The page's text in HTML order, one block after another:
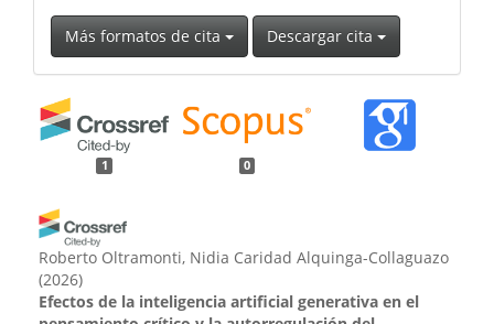
Más formatos de cita Descargar cita
1 0
Roberto Oltramonti, Nidia Caridad Alquinga-Collaguazo
(2026)
Efectos de la inteligencia artificial generativa en el